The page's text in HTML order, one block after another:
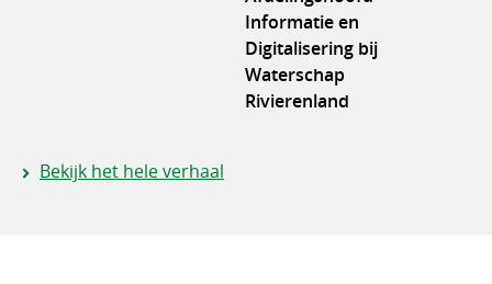
Informatie en
Digitalisering bij
Waterschap
Rivierenland
Bekijk het hele verhaal